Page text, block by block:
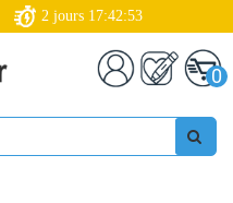
2 jours 17:42:52
0